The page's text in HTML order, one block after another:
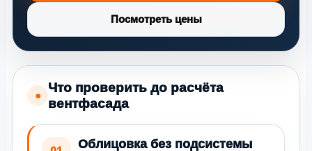
Посмотреть цены
●
Что проверить до расчёта
вентфасада
Облицовка без подсистемы